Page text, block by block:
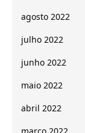
agosto 2022
julho 2022
junho 2022
maio 2022
abril 2022
março 2022